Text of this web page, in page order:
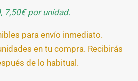
7,50€ por unidad.
para envío inmediato.
en tu compra. Recibirás
de lo habitual.